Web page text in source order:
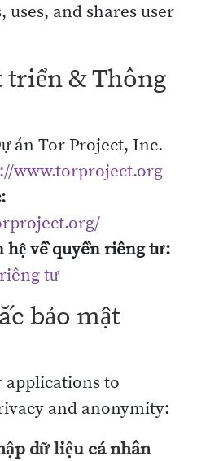
uses, and shares user
triển & Thông
án Tor Project, Inc.
www.torproject.org
về quyền riêng tư:
tư
bảo mật
applications to
and anonymity:
dữ liệu cá nhân